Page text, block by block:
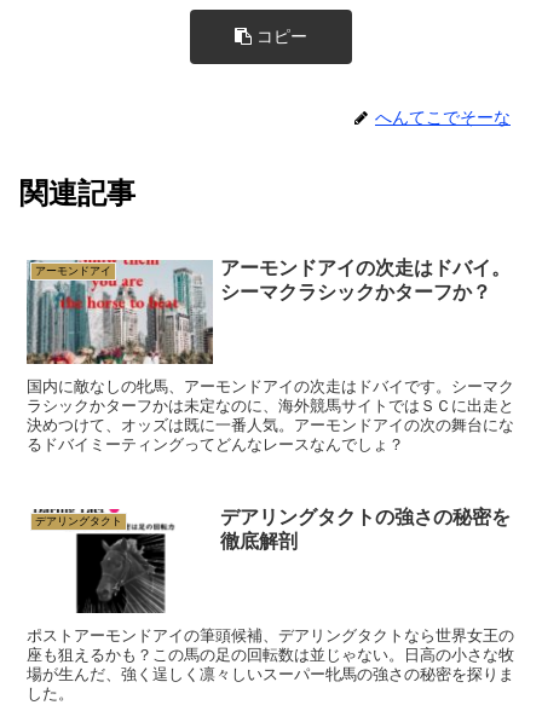
コピー
へんてこでそーな
関連記事
アーモンドアイ
アーモンドアイの次走はドバイ。
シーマクラシックかターフか？
国内に敵なしの牝馬、アーモンドアイの次走はドバイです。シーマク
ラシックかターフかは未定なのに、海外競馬サイトではＳＣに出走と
決めつけて、オッズは既に一番人気。アーモンドアイの次の舞台にな
るドバイミーティングってどんなレースなんでしょ？
デアリングタクト
デアリングタクトの強さの秘密を
徹底解剖
ポストアーモンドアイの筆頭候補、デアリングタクトなら世界女王の
座も狙えるかも？この馬の足の回転数は並じゃない。日高の小さな牧
場が生んだ、強く逞しく凛々しいスーパー牝馬の強さの秘密を探りま
した。